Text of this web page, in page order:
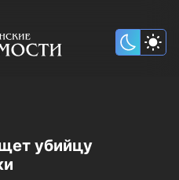
убийцу